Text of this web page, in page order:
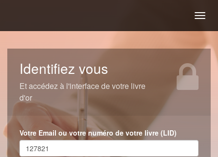
Identifiez vous
Et accédez à l'interface de votre livre
d'or
Votre Email ou votre numéro de votre livre (LID)